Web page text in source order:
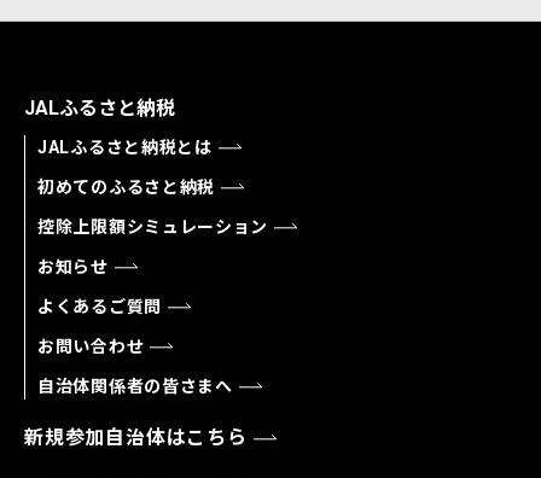
JALふるさと納税
JALふるさと納税とは
初めてのふるさと納税
控除上限額シミュレーション
お知らせ
よくあるご質問
お問い合わせ
自治体関係者の皆さまへ
新規参加自治体はこちら